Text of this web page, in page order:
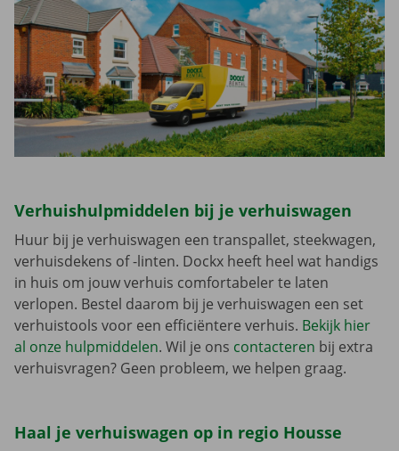
Verhuishulpmiddelen bij je verhuiswagen
Huur bij je verhuiswagen een transpallet, steekwagen,
verhuisdekens of -linten. Dockx heeft heel wat handigs
in huis om jouw verhuis comfortabeler te laten
verlopen. Bestel daarom bij je verhuiswagen een set
verhuistools voor een efficiëntere verhuis. Bekijk hier
al onze hulpmiddelen. Wil je ons contacteren bij extra
verhuisvragen? Geen probleem, we helpen graag.
Haal je verhuiswagen op in regio Housse